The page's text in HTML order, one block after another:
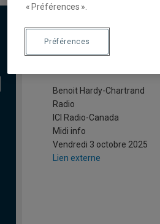
Bientôt un
Benoit Hardy-Chartrand
Radio
ICI Radio-Canada
Midi info
Vendredi 3 octobre 2025
Lien externe
« Préférences ».
Préférences